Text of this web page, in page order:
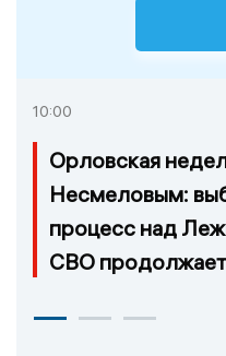
10:00
Орловская
Несмеловым:
процесс над
СВО